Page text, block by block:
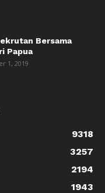
Bersama
Papua
1, 2019
9318
3257
2194
1943